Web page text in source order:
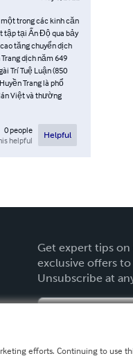
trong các kinh căn
tập tại Ấn Độ qua bảy
tăng chuyển dịch
dịch năm 649
Trí Tuệ Luận (850
Trang là phổ
Việt và thường
0people
helpful
Helpful
Get expert tips
exclusive offers
Unsubscribe at
efforts. Continuing to use